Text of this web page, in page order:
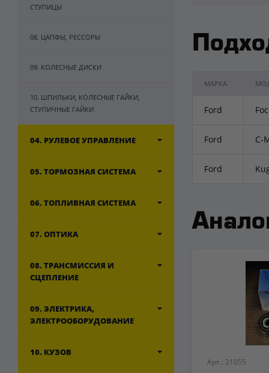
СТУПИЦЫ
08. ЦАПФЫ, РЕССОРЫ
09. КОЛЕСНЫЕ ДИСКИ
10. ШПИЛЬКИ, КОЛЕСНЫЕ ГАЙКИ,
СТУПИЧНЫЕ ГАЙКИ
04. РУЛЕВОЕ УПРАВЛЕНИЕ
05. ТОРМОЗНАЯ СИСТЕМА
06. ТОПЛИВНАЯ СИСТЕМА
07. ОПТИКА
08. ТРАНСМИССИЯ И
СЦЕПЛЕНИЕ
09. ЭЛЕКТРИКА,
ЭЛЕКТРООБОРУДОВАНИЕ
10. КУЗОВ
МАРКА
Ford
Ford C-
Ford
Арт.: 21055